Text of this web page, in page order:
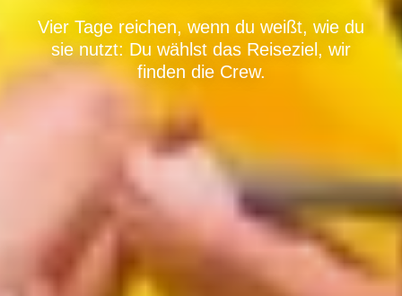
Vier Tage reichen, wenn du weißt, wie du
sie nutzt: Du wählst das Reiseziel, wir
finden die Crew.